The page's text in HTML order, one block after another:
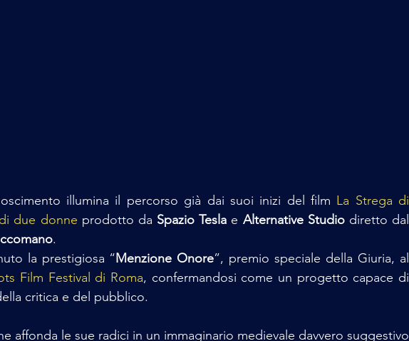
illumina il percorso già dai suoi inizi del film La Strega di
due donne prodotto da Spazio Tesla e Alternative Studio diretto dal
.
la prestigiosa “Menzione Onore”, premio speciale della Giuria, al
Film Festival di Roma, confermandosi come un progetto capace di
critica e del pubblico.
affonda le sue radici in un immaginario medievale davvero suggestivo